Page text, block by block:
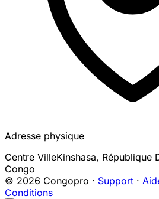
Adresse physique
Centre VilleKinshasa, République
Congo
© 2026 Congopro · Support ·
Conditions